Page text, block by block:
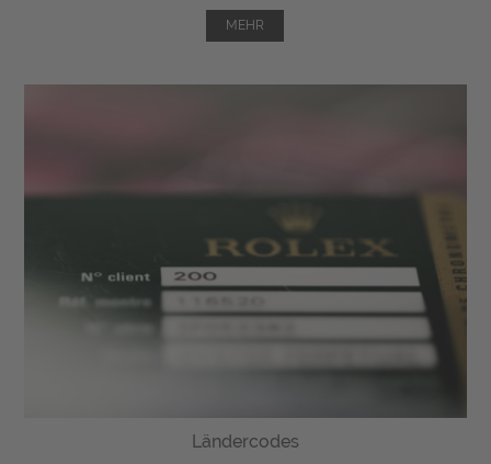
MEHR
Ländercodes